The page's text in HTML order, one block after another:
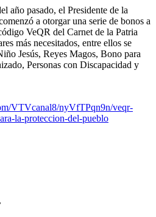
año pasado, el Presidente de la
a otorgar una serie de bonos a
VeQR del Carnet de la Patria
más necesitados, entre ellos se
Jesús, Reyes Magos, Bono para
Personas con Discapacidad y
VTVcanal8/nyVfTPqn9n/veqr-
la-proteccion-del-pueblo